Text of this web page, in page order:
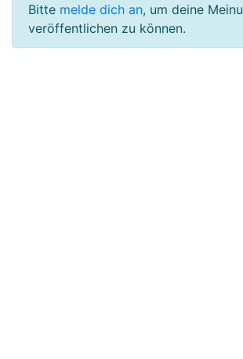
Bitte melde dich an, um deine
veröffentlichen zu können.